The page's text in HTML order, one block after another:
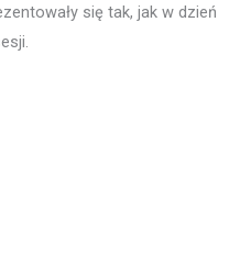
się tak, jak w dzień